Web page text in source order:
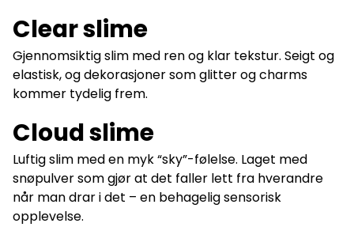
Clear slime
Gjennomsiktig slim med ren og klar tekstur. Seigt og
elastisk, og dekorasjoner som glitter og charms
kommer tydelig frem.
Cloud slime
Luftig slim med en myk “sky”-følelse. Laget med
snøpulver som gjør at det faller lett fra hverandre
når man drar i det – en behagelig sensorisk
opplevelse.